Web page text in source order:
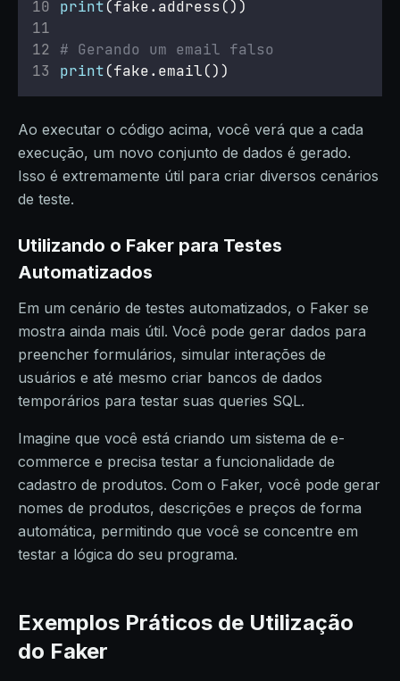
print(fake.address())
# Gerando um email falso
print(fake.email())
Ao executar o código acima, você verá que a cada
execução, um novo conjunto de dados é gerado.
Isso é extremamente útil para criar diversos cenários
de teste.
Utilizando o Faker para Testes
Automatizados
Em um cenário de testes automatizados, o Faker se
mostra ainda mais útil. Você pode gerar dados para
preencher formulários, simular interações de
usuários e até mesmo criar bancos de dados
temporários para testar suas queries SQL.
Imagine que você está criando um sistema de e-
commerce e precisa testar a funcionalidade de
cadastro de produtos. Com o Faker, você pode gerar
nomes de produtos, descrições e preços de forma
automática, permitindo que você se concentre em
testar a lógica do seu programa.
Exemplos Práticos de Utilização
do Faker